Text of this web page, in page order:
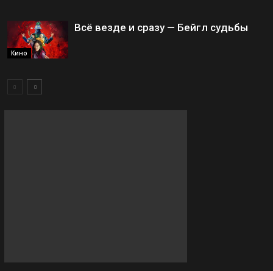
Кино
Всё везде и сразу — Бейгл судьбы